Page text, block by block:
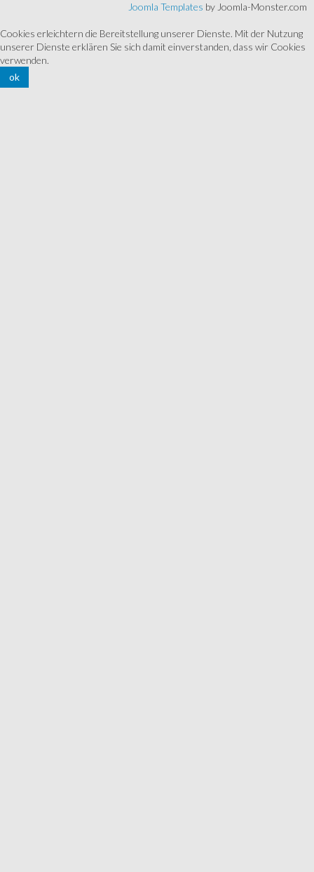
Joomla Templates by Joomla-Monster.com
Cookies erleichtern die Bereitstellung unserer Dienste. Mit der Nutzung
unserer Dienste erklären Sie sich damit einverstanden, dass wir Cookies
verwenden.
ok